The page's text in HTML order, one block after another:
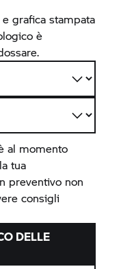
grafica stampata
è
al momento
tua
preventivo non
consigli
DELLE